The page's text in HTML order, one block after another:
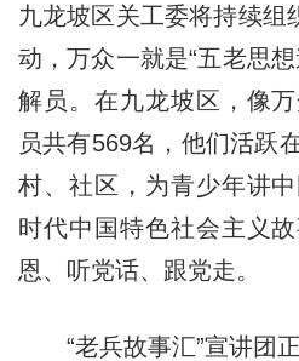
九龙坡区关工委将持续组
动，万众一就是“五老思
解员。在九龙坡区，像
员共有569名，他们活跃
村、社区，为青少年讲
时代中国特色社会主义
恩、听党话、跟党走。
“老兵故事汇”宣讲团正